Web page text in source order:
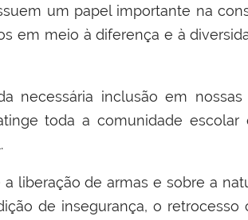
um papel importante na
em meio à diferença e à
necessária inclusão em
toda a comunidade escolar
liberação de armas e sobre a
de insegurança, o retrocesso